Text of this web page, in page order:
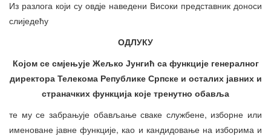
Из разлога који су овдје наведени Високи представник доноси
слиједећу
ОДЛУКУ
Којом се смјењује Жељко Јунгић са функције генералног
директора Телекома Републике Српске и осталих јавних и
страначких функција које тренутно обавља
те му се забрањује обављање сваке службене, изборне или
именоване јавне функције, као и кандидовање на изборима и